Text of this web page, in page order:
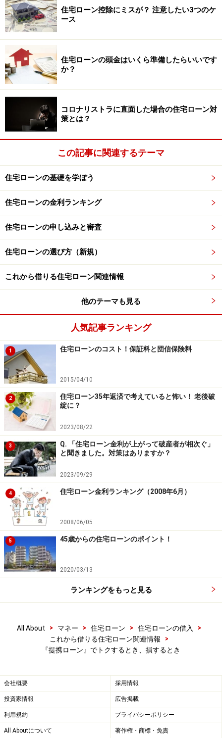
住宅ローン控除にミスが？ 注意したい3つのケ
ース
住宅ローンの頭金はいくら準備したらいいです
か？
コロナリストラに直面した場合の住宅ローン対
策とは？
この記事に関連するテーマ
住宅ローンの基礎を学ぼう
住宅ローンの金利ランキング
住宅ローンの申し込みと審査
住宅ローンの選び方（新規）
これから借りる住宅ローン関連情報
他のテーマも見る
人気記事ランキング
1 住宅ローンのコスト！保証料と団信保険料
2015/04/10
2
住宅ローン35年返済で考えていると怖い！ 老後破
綻に？
2023/08/22
3
Q. 「住宅ローン金利が上がって破産者が相次ぐ」
と聞きました。対策はありますか？
2023/09/29
4 住宅ローン金利ランキング（2008年6月）
2008/06/05
5 45歳からの住宅ローンのポイント！
2020/03/13
ランキングをもっと見る
All About > マネー > 住宅ローン > 住宅ローンの借入
>
これから借りる住宅ローン関連情報
>
『提携ローン』でトクするとき、損するとき
会社概要 採用情報
投資家情報 広告掲載
利用規約 プライバシーポリシー
All Aboutについて 著作権・商標・免責